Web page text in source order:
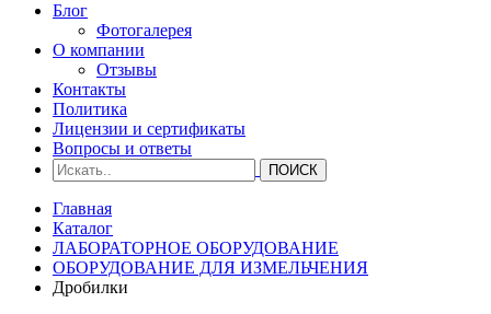
Блог
Фотогалерея
О компании
Отзывы
Контакты
Политика
Лицензии и сертификаты
Вопросы и ответы
Главная
Каталог
ЛАБОРАТОРНОЕ ОБОРУДОВАНИЕ
ОБОРУДОВАНИЕ ДЛЯ ИЗМЕЛЬЧЕНИЯ
Дробилки